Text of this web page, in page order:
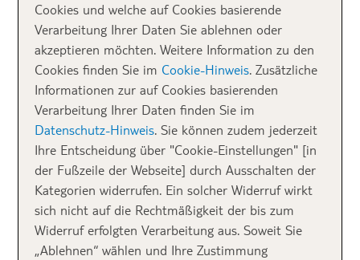
Mediterranes anmutendes Restaurant nördlich der Ljubljanica
Wer entspannte Städtetrips mag, wird Sloweniens
Hauptstadt lieben. Na gut, bei knapp 300.000
Einwohnern kann auch noch nicht von urbanen
Dimensionen im westlichen Maßstab die Rede sein.
Cookies und welche auf Cookies basierende
Verarbeitung Ihrer Daten Sie ablehnen oder
akzeptieren möchten. Weitere Information zu den
Cookies finden Sie im Cookie-Hinweis. Zusätzliche
Informationen zur auf Cookies basierenden
Verarbeitung Ihrer Daten finden Sie im
Datenschutz-Hinweis. Sie können zudem jederzeit
Ihre Entscheidung über "Cookie-Einstellungen" [in
der Fußzeile der Webseite] durch Ausschalten der
Kategorien widerrufen. Ein solcher Widerruf wirkt
sich nicht auf die Rechtmäßigkeit der bis zum
Widerruf erfolgten Verarbeitung aus. Soweit Sie
„Ablehnen“ wählen und Ihre Zustimmung